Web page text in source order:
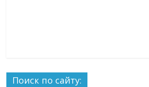
Поиск по сайту: